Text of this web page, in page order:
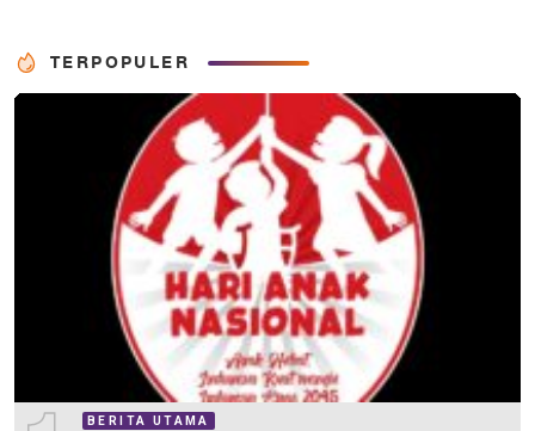
TERPOPULER
BERITA UTAMA